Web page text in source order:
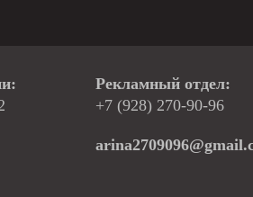
Рекламный отдел:
+7 (928) 270-90-96